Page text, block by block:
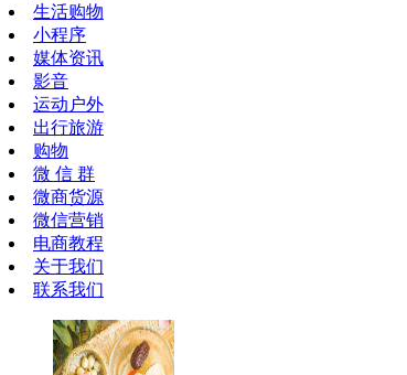
生活购物
小程序
媒体资讯
影音
运动户外
出行旅游
购物
微 信 群
微商货源
微信营销
电商教程
关于我们
联系我们